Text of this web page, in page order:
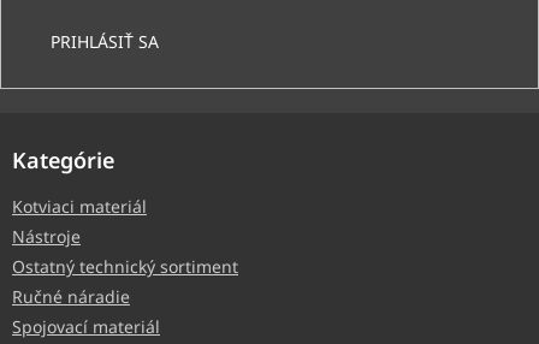
PRIHLÁSIŤ SA
Kategórie
Kotviaci materiál
Nástroje
Ostatný technický sortiment
Ručné náradie
Spojovací materiál